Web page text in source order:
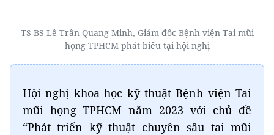
TS-BS Lê Trần Quang Minh, Giám đốc Bệnh viện Tai mũi
họng TPHCM phát biểu tại hội nghị
Hội nghị khoa học kỹ thuật Bệnh viện Tai
mũi họng TPHCM năm 2023 với chủ đề
“Phát triển kỹ thuật chuyên sâu tai mũi